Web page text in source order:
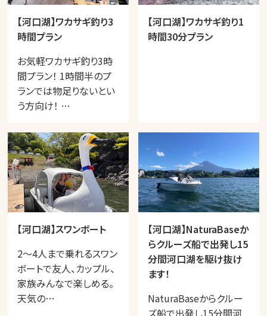
【河口湖】ワカサギ釣り3
時間プラン
お気軽ワカサギ釣り3時
間プラン！ 1時間半のプ
ランでは物足りないとい
う方向け！ …
【河口湖】ワカサギ釣り1
時間30分プラン
【河口湖】スワンボート
2～4人まで乗れるスワン
ボートで友人、カップル、
家族みんなで楽しめる。
天気の…
【河口湖】NaturaBaseか
らクルーズ船で出発し15
分間河口湖を駆け抜け
ます！
NaturaBaseからクルー